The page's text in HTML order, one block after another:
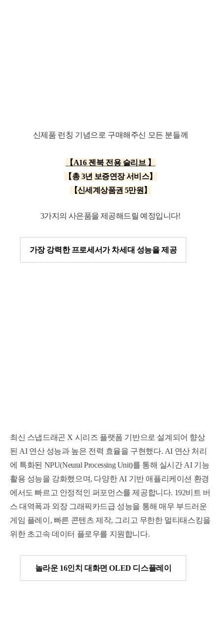
신제품 런칭 기념으로 구매해주신 모든 분들께
【A16 젠북 전용 슬리브 】
【총 3년 보증연장 서비스】
【신세계상품권 5만원 】
3가지의 사은품을 제공해드릴 예정입니다!
가장 강력한 프로세서가 차세대 성능을 제공
최신 스냅드래곤 X 시리즈 플랫폼 기반으로 설계되어 향상
된 AI 연산 성능과 높은 전력 효율을 구현했다. AI 연산 처리
에 특화된 NPU(Neural Processing Unit)를 통해 실시간 AI 기능
활용 성능을 강화했으며, 다양한 AI 기반 애플리케이션 환경
에서도 빠르고 안정적인 퍼포먼스를 제공합니다. 192비트 버
스 대역폭과 외장 그래픽카드급 성능을 통해 매우 부드러운
게임 플레이, 빠른 콘텐츠 제작, 그리고 무한한 멀티태스킹을
위한 초고속 데이터 플로우를 지원합니다.
놀라운 16인치 대화면 OLED 디스플레이
세부정보 열기/접기